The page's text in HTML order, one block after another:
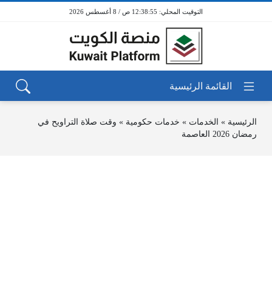
12:38:56 ص / 8 أغسطس 2026
الرئيسية » الخدمات » خدمات حكومية » وقت صلاة التراويح في
رمضان 2026 العاصمة